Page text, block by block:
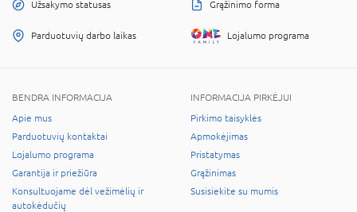
Užsakymo statusas Grąžinimo forma
Parduotuvių darbo laikas Lojalumo programa
BENDRA INFORMACIJA
Apie mus
Parduotuvių kontaktai
Lojalumo programa
Garantija ir priežiūra
Konsultuojame dėl vežimėlių ir
autokėdučių
INFORMACIJA PIRKĖJUI
Pirkimo taisyklės
Apmokėjimas
Pristatymas
Grąžinimas
Susisiekite su mumis